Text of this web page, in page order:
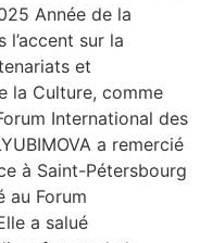
Année de la
l’accent sur la
et
la Culture, comme
International des
a remercié
à Saint-Pétersbourg
au Forum
a salué